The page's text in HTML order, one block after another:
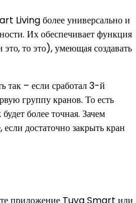
Living более универсально и
Их обеспечивает функция
то это), умеющая создавать
так – если сработал 3-й
группу кранов. То есть
более точная. Зачем
достаточно закрыть кран